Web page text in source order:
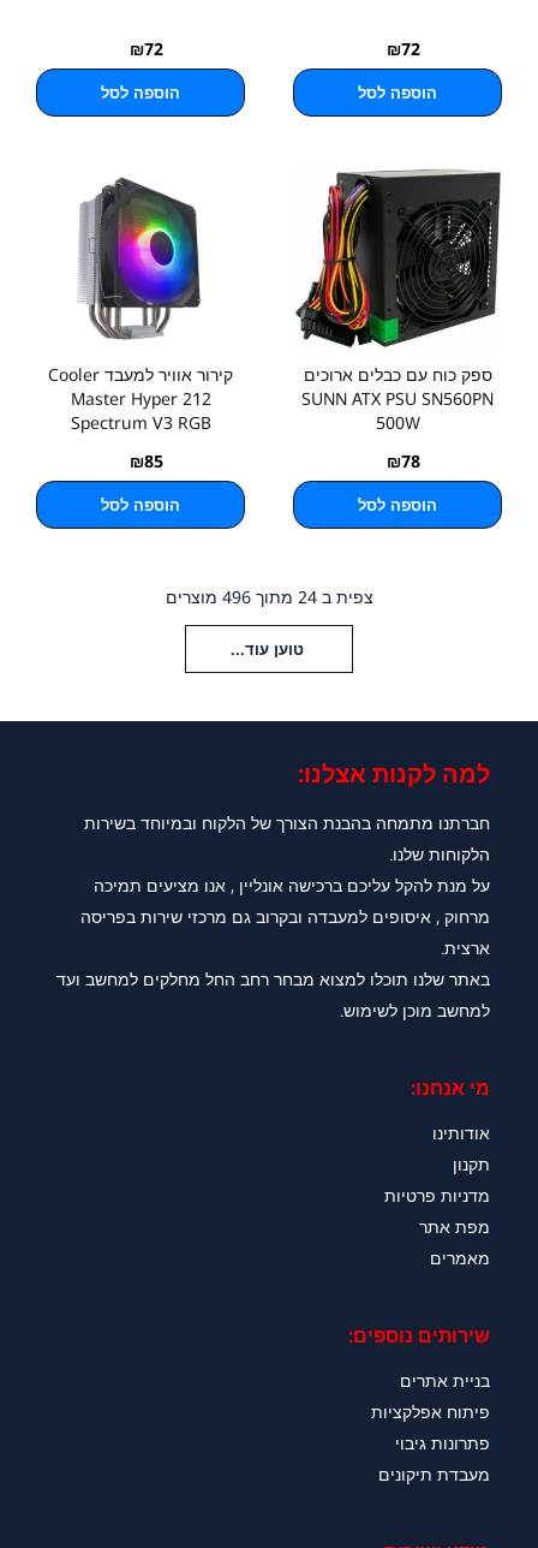
₪72
הוספה לסל
₪72
הוספה לסל
ספק כוח עם כבלים ארוכים
SUNN ATX PSU SN560PN
500W
₪78
הוספה לסל
קירור אוויר למעבד Cooler
Master Hyper 212
Spectrum V3 RGB
₪85
הוספה לסל
צפית ב 24 מתוך 496 מוצרים
טוען עוד...
למה לקנות אצלנו:​
חברתנו מתמחה בהבנת הצורך של הלקוח ובמיוחד בשירות
הלקוחות שלנו.
על מנת להקל עליכם ברכישה אונליין , אנו מציעים תמיכה
מרחוק , איסופים למעבדה ובקרוב גם מרכזי שירות בפריסה
ארצית.
באתר שלנו תוכלו למצוא מבחר רחב החל מחלקים למחשב ועד
למחשב מוכן לשימוש.
מי אנחנו:
אודותינו
תקנון
מדניות פרטיות
מפת אתר
מאמרים
שירותים נוספים:
בניית אתרים
פיתוח אפלקציות
פתרונות גיבוי
מעבדת תיקונים